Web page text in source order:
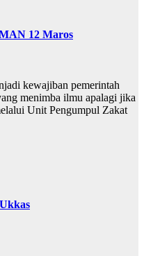
12 Maros
kewajiban pemerintah
menimba ilmu apalagi jika
Unit Pengumpul Zakat